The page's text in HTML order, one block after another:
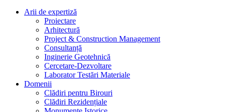
Arii de expertiză
Proiectare
Arhitectură
Project & Construction Management
Consultanță
Inginerie Geotehnică
Cercetare-Dezvoltare
Laborator Testări Materiale
Domenii
Clădiri pentru Birouri
Clădiri Rezidențiale